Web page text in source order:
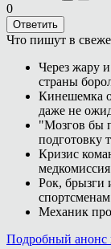
0
Ответить
Что пишут в
Через жару
страны
Кинешемка
даже не
"Мозгов бы
подготовку
Кризис
Рок, брызги
Механик
Подробный анонс